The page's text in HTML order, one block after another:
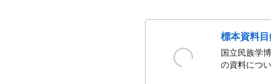
標本資料
国立民族学
の資料につい